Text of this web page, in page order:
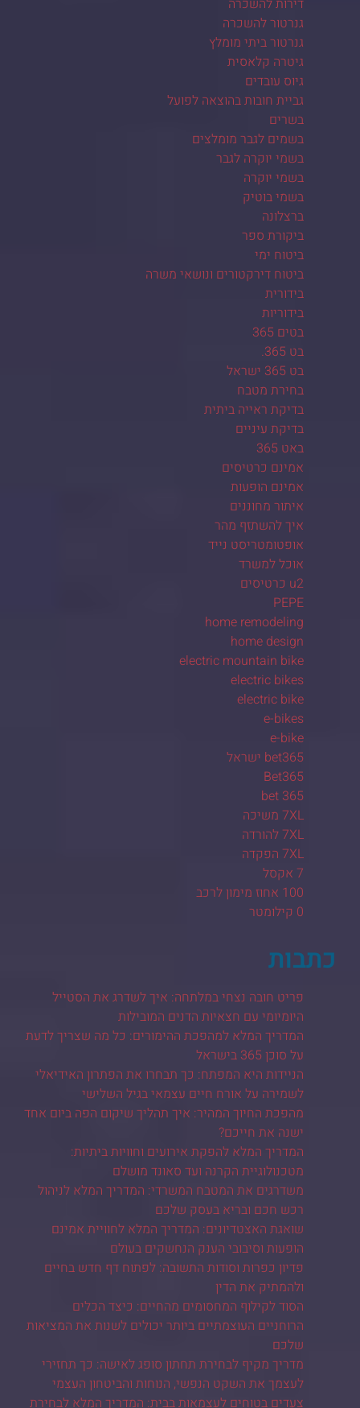
דירות להשכרה
גנרטור להשכרה
גנרטור ביתי מומלץ
גיטרה קלאסית
גיוס עובדים
גביית חובות בהוצאה לפועל
בשרים
בשמים לגבר מומלצים
בשמי יוקרה לגבר
בשמי יוקרה
בשמי בוטיק
ברצלונה
ביקורת ספר
ביטוח ימי
ביטוח דירקטורים ונושאי משרה
בידורית
בידוריות
בטים 365
בט 365.
בט 365 ישראל
בחירת מטבח
בדיקת ראייה ביתית
בדיקת עיניים
באט 365
אמינם כרטיסים
אמינם הופעות
איתור מחוננים
איך להשתזף מהר
אופטומטריסט נייד
אוכל למשרד
u2 כרטיסים
PEPE
home remodeling
home design
electric mountain bike
electric bikes
electric bike
e-bikes
e-bike
bet365 ישראל
Bet365
bet 365
7XL משיכה
7XL להורדה
7XL הפקדה
7 אקסל
100 אחוז מימון לרכב
0 קילומטר
כתבות
פריט חובה נצחי במלתחה: איך לשדרג את הסטייל
היומיומי עם חצאיות הדנים המובילות
המדריך המלא למהפכת ההימורים: כל מה שצריך לדעת
על סוכן 365 בישראל
הניידות היא המפתח: כך תבחרו את הפתרון האידיאלי
לשמירה על אורח חיים עצמאי בגיל השלישי
מהפכת החיוך המהיר: איך תהליך שיקום הפה ביום אחד
ישנה את חייכם?
המדריך המלא להפקת אירועים וחוויות ביתיות:
מטכנולוגיית הקרנה ועד סאונד מושלם
משדרגים את המטבח המשרדי: המדריך המלא לניהול
רכש חכם ובריא בעסק שלכם
שואגת האצטדיונים: המדריך המלא לחוויית אמינם
הופעות וסיבובי הענק הנחשקים בעולם
פדיון כפרות וסודות התשובה: לפתוח דף חדש בחיים
ולהמתיק את הדין
הסוד לקילוף המחסומים מהחיים: כיצד הכלים
הרוחניים העוצמתיים ביותר יכולים לשנות את המציאות
שלכם
מדריך מקיף לבחירת תחתון סופג לאישה: כך תחזירי
לעצמך את השקט הנפשי, הנוחות והביטחון העצמי
צעדים בטוחים לעצמאות בבית: המדריך המלא לבחירת